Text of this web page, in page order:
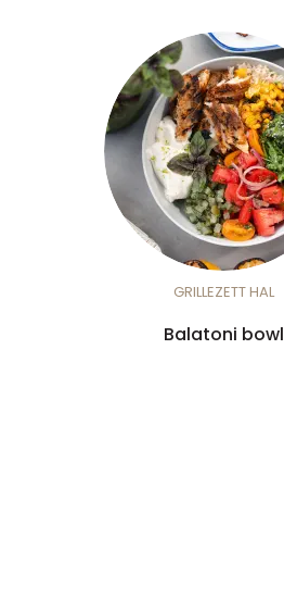
GRILLEZETT HAL
Balatoni bowl